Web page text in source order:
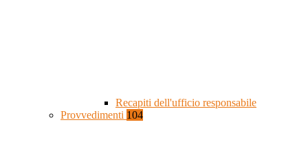
Recapiti dell'ufficio responsabile
Provvedimenti 104